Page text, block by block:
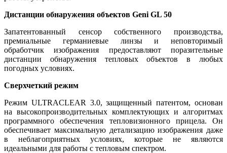
Дистанции обнаружения объектов Geni GL 50
Запатентованный сенсор собственного производства,
премиальные германиевые линзы и неповторимый
обработчик изображения предоставляют поразительные
дистанции обнаружения тепловых объектов в любых
погодных условиях.
Сверхчеткий режим
Режим ULTRACLEAR 3.0, защищенный патентом, основан
на высокопроизводительных комплектующих и алгоритмах
программного обеспечения тепловизионного прицела. Он
обеспечивает максимальную детализацию изображения даже
в неблагоприятных условиях, которые не являются
идеальными для работы с тепловым спектром.